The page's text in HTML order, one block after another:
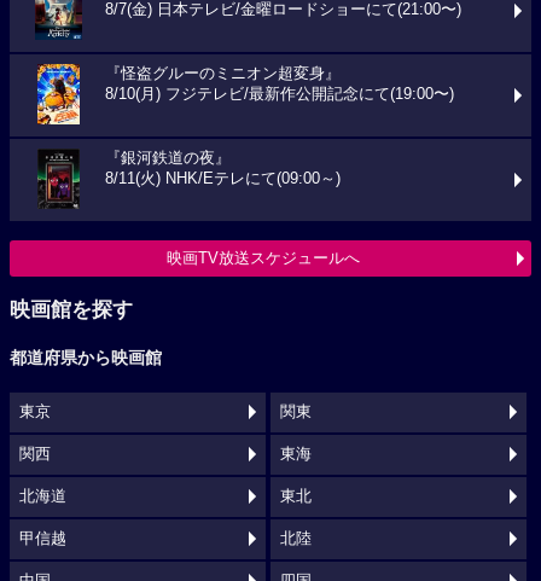
8/7(金) 日本テレビ/金曜ロードショーにて(21:00〜)
『怪盗グルーのミニオン超変身』
8/10(月) フジテレビ/最新作公開記念にて(19:00〜)
『銀河鉄道の夜』
8/11(火) NHK/Eテレにて(09:00～)
映画TV放送スケジュールへ
映画館を探す
都道府県から映画館
東京 関東
関西 東海
北海道 東北
甲信越 北陸